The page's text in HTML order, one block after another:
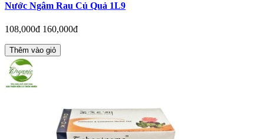
Nước Ngâm Rau Củ Quả 1L9
108,000đ 160,000đ
Thêm vào giỏ